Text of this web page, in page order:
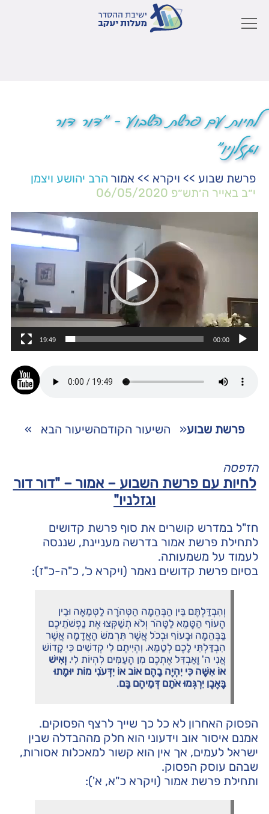
לחיות עם פרשת השבוע – "דור דור
וגזלניו"
פרשת שבוע >> ויקרא >> אמור הרב יהושע ויצמן
י״ב באייר ה׳תש״פ 06/05/2020
00:00
19:49
פרשת שבוע« השיעור הקודםהשיעור הבא »
הדפסה
לחיות עם פרשת השבוע – אמור – "דור דור
וגזלניו"
חז"ל במדרש קושרים את סוף פרשת קדושים
לתחילת פרשת אמור בדרשה מעניינת, שננסה
לעמוד על משמעותה.
בסיום פרשת קדושים נאמר (ויקרא כ', כ"ה-כ"ז):
וְהִבְדַּלְתֶּם בֵּין הַבְּהֵמָה הַטְּהֹרָה לַטְּמֵאָה וּבֵין
הָעוֹף הַטָּמֵא לַטָּהֹר וְלֹא תְשַׁקְּצוּ אֶת נַפְשֹׁתֵיכֶם
בַּבְּהֵמָה וּבָעוֹף וּבְכֹל אֲשֶׁר תִּרְמֹשׂ הָאֲדָמָה אֲשֶׁר
הִבְדַּלְתִּי לָכֶם לְטַמֵּא. וִהְיִיתֶם לִי קְדשִׁים כִּי קָדוֹשׁ
אֲנִי ה' וָאַבְדִּל אֶתְכֶם מִן הָעַמִּים לִהְיוֹת לִי. וְאִישׁ
אוֹ אִשָּׁה כִּי יִהְיֶה בָהֶם אוֹב אוֹ יִדְּעֹנִי מוֹת יוּמָתוּ
בָּאֶבֶן יִרְגְּמוּ אֹתָם דְּמֵיהֶם בָּם.
הפסוק האחרון לא כל כך שייך לרצף הפסוקים.
אמנם איסור אוב וידעוני הוא חלק מההבדלה שבין
ישראל לעמים, אך אין הוא קשור למאכלות אסורות,
שבהם עוסק הפסוק.
ותחילת פרשת אמור (ויקרא כ"א, א'):